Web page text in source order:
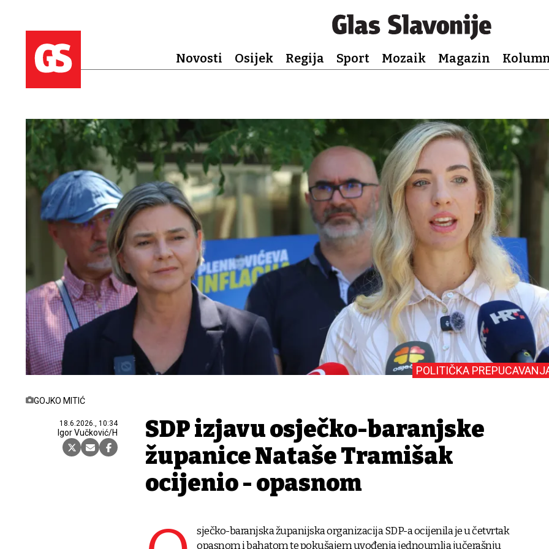
Novosti Osijek Regija Sport Mozaik Magazin
GOJKO MITIĆ
18.6.2026., 10:34
Igor Vučković/H
POLITIČKA
SDP izjavu osječko-baranjske
županice Nataše Tramišak
ocijenio - opasnom
sječko-baranjska županijska organizacija SDP-a ocijenila je u četvrtak
opasnom i bahatom te pokušajem uvođenja jednoumlja jučerašnju